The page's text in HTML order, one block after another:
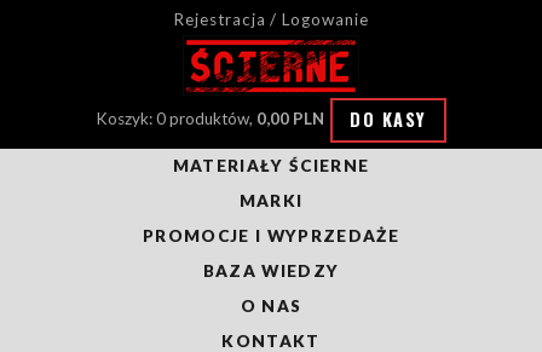
Rejestracja / Logowanie
Koszyk: 0 produktów, 0,00 PLN DO KASY
MATERIAŁY ŚCIERNE
MARKI
PROMOCJE I WYPRZEDAŻE
BAZA WIEDZY
O NAS
KONTAKT